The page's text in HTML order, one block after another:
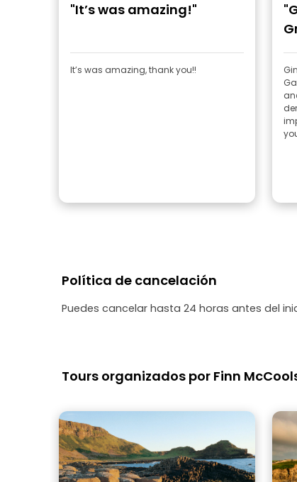
"It’s was amazing!"
It’s was amazing, thank you!!
Política de cancelación
Puedes cancelar hasta 24 horas antes del
Tours organizados por Finn